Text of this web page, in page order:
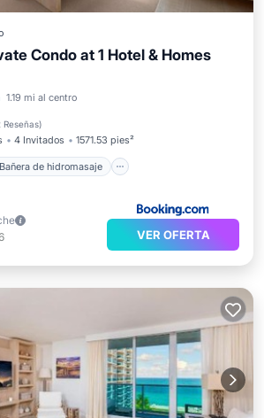
Condo at 1 Hotel & Homes
1.19 mi al centro
Reseñas)
4 Invitados 1571.53 pies²
Bañera de hidromasaje
mar
Bañera de hidromasaje
Aparcamiento
VER OFERTA